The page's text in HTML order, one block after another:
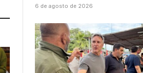
6 de agosto de 2026